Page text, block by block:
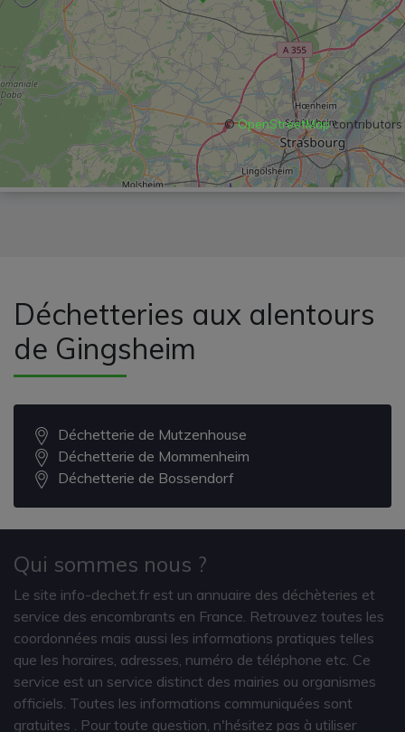
©OpenStreetMapcontributors
Déchetteries aux alentours
de Gingsheim
Déchetterie de Mutzenhouse
Déchetterie de Mommenheim
Déchetterie de Bossendorf
Qui sommes nous ?
Le site info-dechet.fr est un annuaire des déchèteries et
service des encombrants en France. Retrouvez toutes les
coordonnées mais aussi les informations pratiques telles
que les horaires, adresses, numéro de téléphone etc. Ce
service est un service distinct des mairies ou organismes
officiels. Toutes les informations communiquées sont
gratuites
. Pour toute question, n'hésitez pas à utiliser